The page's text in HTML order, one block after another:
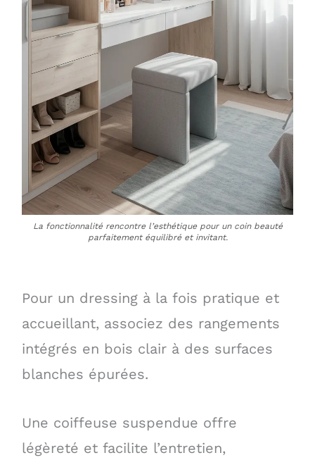
La fonctionnalité rencontre l’esthétique pour un coin beauté
parfaitement équilibré et invitant.
Pour un dressing à la fois pratique et
accueillant, associez des rangements
intégrés en bois clair à des surfaces
blanches épurées.
Une coiffeuse suspendue offre
légèreté et facilite l’entretien,